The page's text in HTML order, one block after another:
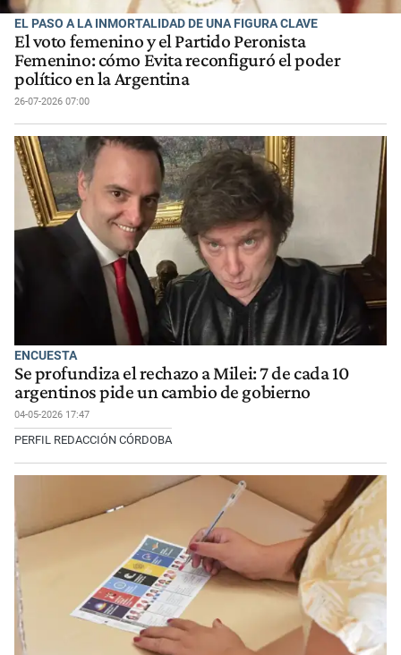
EL PASO A LA INMORTALIDAD DE UNA FIGURA CLAVE
El voto femenino y el Partido Peronista
Femenino: cómo Evita reconfiguró el poder
político en la Argentina
26-07-2026 07:00
ENCUESTA
Se profundiza el rechazo a Milei: 7 de cada 10
argentinos pide un cambio de gobierno
04-05-2026 17:47
PERFIL REDACCIÓN CÓRDOBA